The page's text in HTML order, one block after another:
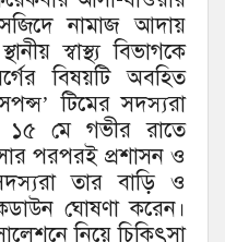
নামাজ আদায়
স্বাস্থ্য বিভাগকে
বিষয়টি অবহিত
টিমের সদস্যরা
১৫ মে গভীর রাতে
পরপরই প্রশাসন ও
তার বাড়ি ও
ঘোষণা করেন।
নিয়ে চিকিৎসা